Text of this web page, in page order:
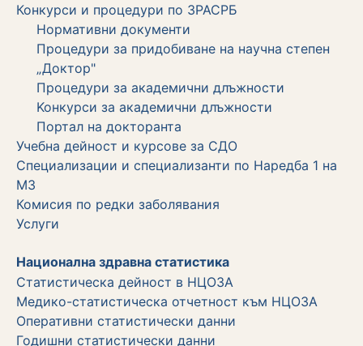
Конкурси и процедури по ЗРАСРБ
Нормативни документи
Процедури за придобиване на научна степен
„Доктор"
Процедури за академични длъжности
Koнкурси за академични длъжности
Портал на докторанта
Учебна дейност и курсове за СДО
Специализации и специализанти по Наредба 1 на
МЗ
Комисия по редки заболявания
Услуги
Национална здравна статистика
Статистическа дейност в НЦОЗА
Медико-статистическа отчетност към НЦОЗА
Оперативни статистически данни
Годишни статистически данни